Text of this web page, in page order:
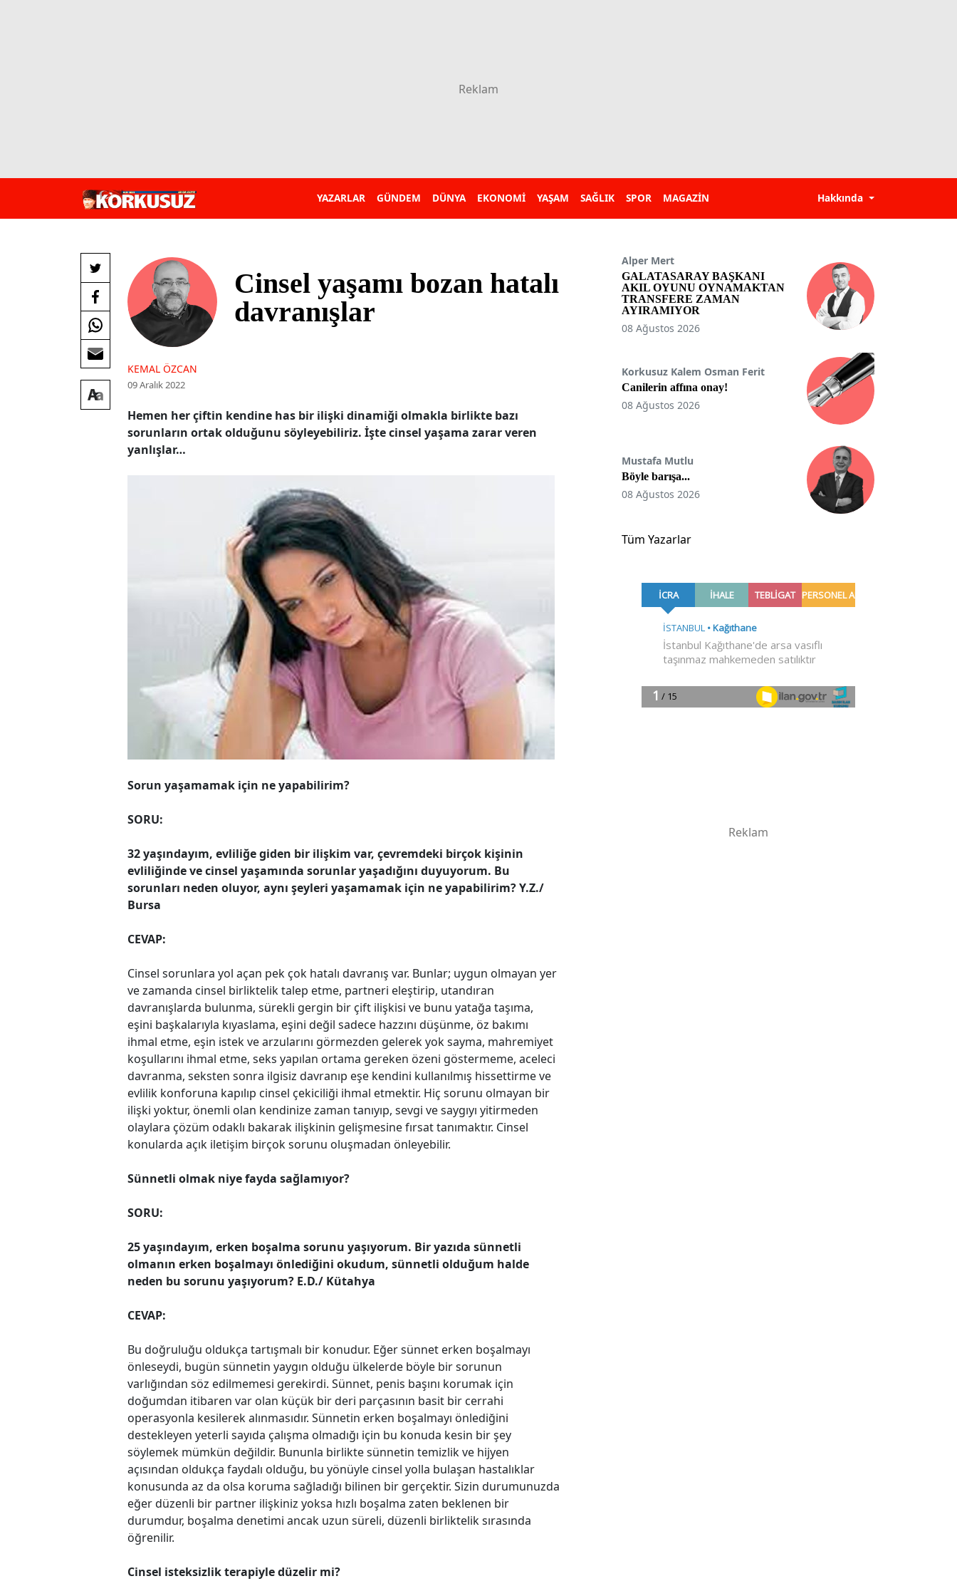
YAZARLAR GÜNDEM DÜNYA EKONOMİ YAŞAM SAĞLIK SPOR MAGAZİN Hakkında
Cinsel yaşamı bozan hatalı
davranışlar
KEMAL ÖZCAN
09 Aralık 2022
Hemen her çiftin kendine has bir ilişki dinamiği olmakla birlikte bazı
sorunların ortak olduğunu söyleyebiliriz. İşte cinsel yaşama zarar veren
yanlışlar…
Sorun yaşamamak için ne yapabilirim?
SORU:
32 yaşındayım, evliliğe giden bir ilişkim var, çevremdeki birçok kişinin
evliliğinde ve cinsel yaşamında sorun­lar yaşadığını duyuyorum. Bu
sorunları neden oluyor, aynı şeyleri yaşamamak için ne yapabilirim? Y.Z./
Bursa
CEVAP:
Cinsel sorunlara yol açan pek çok hatalı davranış var. Bunlar; uygun olmayan yer
ve zamanda cinsel birliktelik talep etme, part­neri eleştirip, utandıran
davranışlarda bu­lunma, sürekli gergin bir çift ilişkisi ve bunu yatağa taşıma,
eşini başkalarıyla kıyasla­ma, eşini değil sadece hazzını düşünme, öz bakımı
ihmal etme, eşin istek ve arzularını görmezden gelerek yok sayma, mahremi­yet
koşullarını ihmal etme, seks yapılan ortama gereken özeni göstermeme, aceleci
davranma, seksten sonra ilgisiz davranıp eşe kendini kullanılmış hissettirme ve
evli­lik konforuna kapılıp cinsel çekiciliği ihmal etmektir. Hiç sorunu olmayan bir
ilişki yok­tur, önemli olan kendinize zaman tanıyıp, sevgi ve saygıyı yitirmeden
olaylara çözüm odaklı bakarak ilişkinin gelişmesine fırsat tanımaktır. Cinsel
konularda açık iletişim birçok sorunu oluşmadan önleyebilir.
Sünnetli olmak niyefayda sağlamıyor?
SORU:
25 yaşındayım, erken boşalma sorunu yaşıyorum. Bir yazıda sünnetli
olmanın erken boşalmayı önlediğini okudum, sünnetli olduğum halde
neden bu sorunu yaşıyorum? E.D./ Kütahya
CEVAP:
Bu doğruluğu oldukça tartışmalı bir konudur. Eğer sünnet erken boşalmayı
önleseydi, bugün sünnetin yaygın olduğu ülkelerde böyle bir sorunun
varlığından söz edilmemesi gerekirdi. Sünnet, penis başını korumak için
doğumdan itibaren var olan küçük bir deri parçasının basit bir cerrahi
operasyonla kesilerek alınmasıdır. Sünne­tin erken boşalmayı önlediğini
destekleyen yeterli sayıda çalışma olmadığı için bu konuda kesin bir şey
söylemek mümkün değildir. Bununla birlikte sünnetin temizlik ve hijyen
açısından oldukça faydalı olduğu, bu yönüyle cinsel yolla bulaşan hastalıklar
konusunda az da olsa koruma sağladığı bilinen bir gerçektir. Sizin durumunuzda
eğer düzenli bir partner ilişkiniz yoksa hızlı boşalma zaten beklenen bir
durumdur, bo­şalma denetimi ancak uzun süreli, düzenli birliktelik sırasında
öğrenilir.
Cinsel isteksizlikterapiyle düzelir mi?
Alper Mert
GALATASARAY BAŞKANI
AKIL OYUNU OYNAMAKTAN
TRANSFERE ZAMAN
AYIRAMIYOR
08 Ağustos 2026
Korkusuz Kalem Osman Ferit
Canilerin affına onay!
08 Ağustos 2026
Mustafa Mutlu
Böyle barışa...
08 Ağustos 2026
Tüm Yazarlar